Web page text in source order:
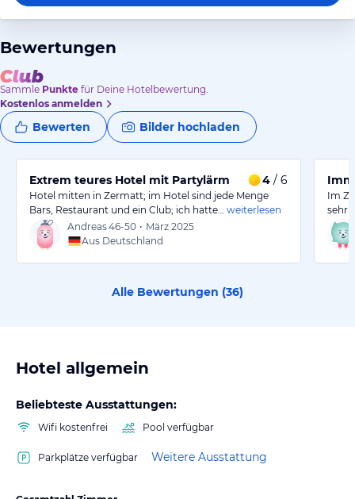
Bewertungen
Sammle Punkte für Deine Hotelbewertung.
Kostenlos anmelden
Bewerten Bilder hochladen
Extrem teures Hotel mit Partylärm 4 / 6
Hotel mitten in Zermatt; im Hotel sind jede Menge
Bars, Restaurant und ein Club; ich hatte…
weiterlesen
Andreas46-50 • März 2025
Aus Deutschland
Im
sehr
Alle Bewertungen (36)
Hotel allgemein
Beliebteste Ausstattungen:
Wifi kostenfrei Pool verfügbar
Parkplätze verfügbar Weitere Ausstattung